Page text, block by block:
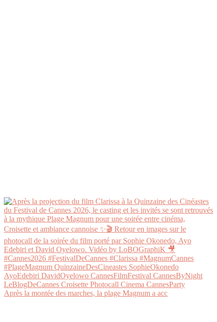
Après la montée des marches, la plage Magnum a acc